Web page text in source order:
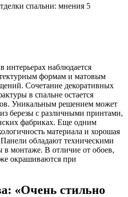
интерьерах наблюдается
формам и матовым
Сочетание декоративных
в спальне остается
Уникальным решением может
березы с различными принтами,
фабриках. Еще одним
материала и хорошая
обладают техническими
в монтаже. В отличие от обоев,
окрашиваются при
«Очень стильно